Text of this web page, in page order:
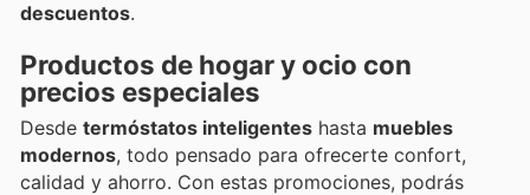
descuentos.
Productos de hogar y ocio con
precios especiales
Desde termóstatos inteligentes hasta muebles
modernos, todo pensado para ofrecerte confort,
calidad y ahorro. Con estas promociones, podrás